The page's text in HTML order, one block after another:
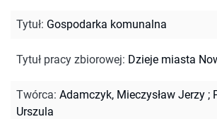
Tytuł: Gospodarka komunalna
Tytuł pracy zbiorowej: Dzieje miasta
Twórca: Adamczyk, Mieczysław Jerzy ;
Urszula